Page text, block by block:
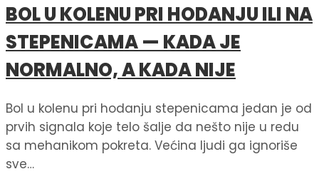
BOL U KOLENU PRI HODANJU ILI NA
STEPENICAMA — KADA JE
NORMALNO, A KADA NIJE
Bol u kolenu pri hodanju stepenicama jedan je od
prvih signala koje telo šalje da nešto nije u redu
sa mehanikom pokreta. Većina ljudi ga ignoriše
sve…